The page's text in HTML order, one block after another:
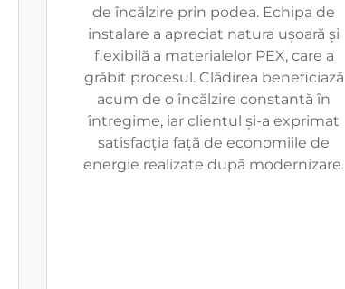
de încălzire prin podea. Echipa de
instalare a apreciat natura ușoară și
flexibilă a materialelor PEX, care a
grăbit procesul. Clădirea beneficiază
acum de o încălzire constantă în
întregime, iar clientul și-a exprimat
satisfacția față de economiile de
energie realizate după modernizare.